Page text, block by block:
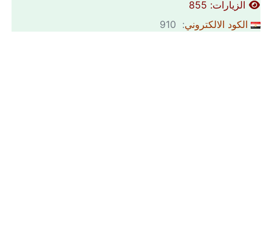
الزيارات: 855
الكود الالكتروني: 910